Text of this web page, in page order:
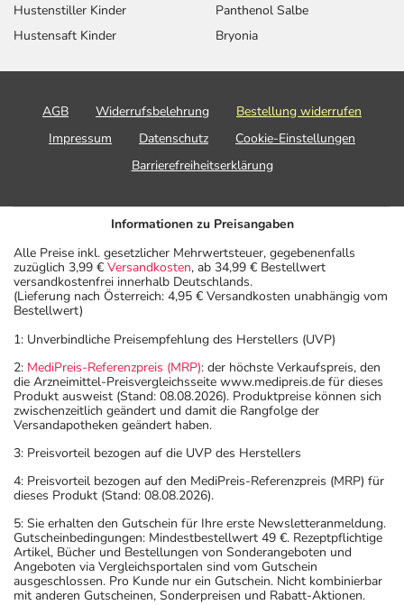
Hustenstiller Kinder
Hustensaft Kinder
Panthenol Salbe
Bryonia
AGB Widerrufsbelehrung
Bestellung widerrufen
Impressum
Datenschutz
Cookie-Einstellungen
Barrierefreiheitserklärung
Informationen zu Preisangaben
Alle Preise inkl. gesetzlicher Mehrwertsteuer, gegebenenfalls
zuzüglich 3,99 € Versandkosten, ab 34,99 € Bestellwert
versandkostenfrei innerhalb Deutschlands.
(Lieferung nach Österreich: 4,95 € Versandkosten unabhängig vom
Bestellwert)
1: Unverbindliche Preisempfehlung des Herstellers (UVP)
2: MediPreis-Referenzpreis (MRP): der höchste Verkaufspreis, den
die Arzneimittel-Preisvergleichsseite www.medipreis.de für dieses
Produkt ausweist (Stand: 08.08.2026). Produktpreise können sich
zwischenzeitlich geändert und damit die Rangfolge der
Versandapotheken geändert haben.
3: Preisvorteil bezogen auf die UVP des Herstellers
4: Preisvorteil bezogen auf den MediPreis-Referenzpreis (MRP) für
dieses Produkt (Stand: 08.08.2026).
5: Sie erhalten den Gutschein für Ihre erste Newsletteranmeldung.
Gutscheinbedingungen: Mindestbestellwert 49 €. Rezeptpflichtige
Artikel, Bücher und Bestellungen von Sonderangeboten und
Angeboten via Vergleichsportalen sind vom Gutschein
ausgeschlossen. Pro Kunde nur ein Gutschein. Nicht kombinierbar
mit anderen Gutscheinen, Sonderpreisen und Rabatt-Aktionen.